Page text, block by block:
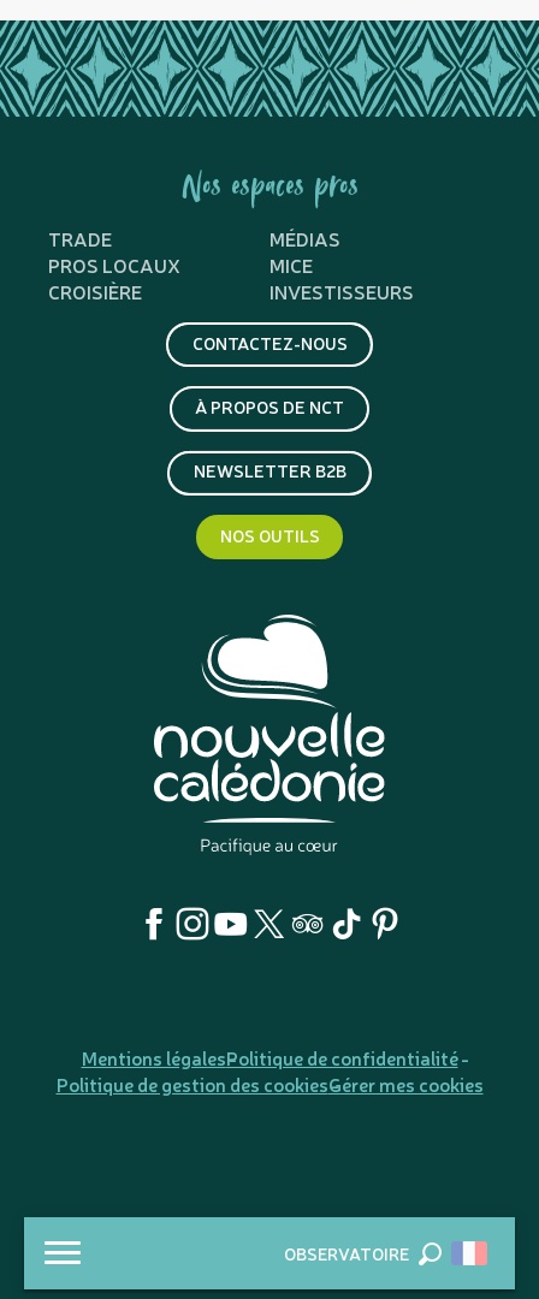
OBSERVATOIRE
Nos espaces pros
TRADE
MÉDIAS
PROS LOCAUX
MICE
CROISIÈRE
INVESTISSEURS
CONTACTEZ-NOUS
À PROPOS DE NCT
NEWSLETTER B2B
NOS OUTILS
Mentions légalesPolitique de confidentialité
Politique de gestion des cookiesGérer mes cookies